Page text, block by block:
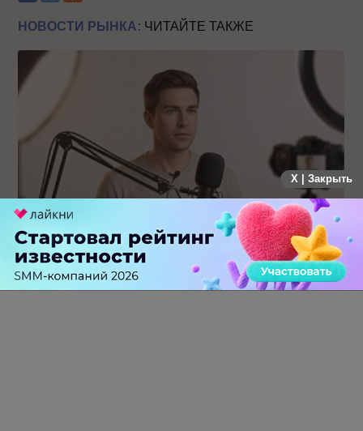
НОВОСТИ РЫНКА: ЧИТАЙТЕ ТАКЖЕ
Российский рынок инфлюенс-маркетинга вошел в фазу
стагнации после нескольких лет роста
X | Закрыть